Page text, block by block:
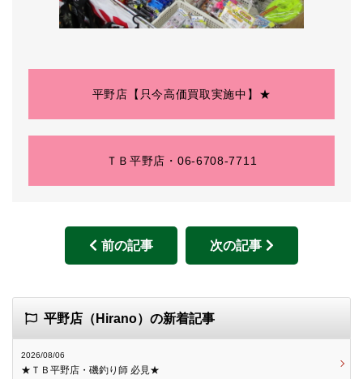
平野店【只今高価買取実施中】★
ＴＢ平野店・06-6708-7711
前の記事 次の記事
平野店（Hirano）の新着記事
2026/08/06
★ＴＢ平野店・磯釣り師 必見★